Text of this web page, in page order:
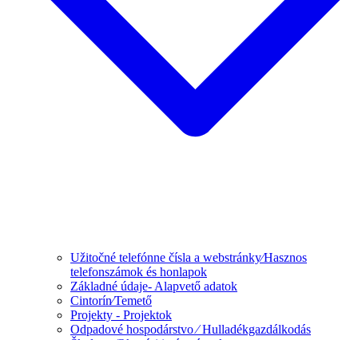
Užitočné telefónne čísla a webstránky⁄Hasznos
telefonszámok és honlapok
Základné údaje- Alapvető adatok
Cintorín⁄Temető
Projekty - Projektok
Odpadové hospodárstvo ⁄ Hulladékgazdálkodás